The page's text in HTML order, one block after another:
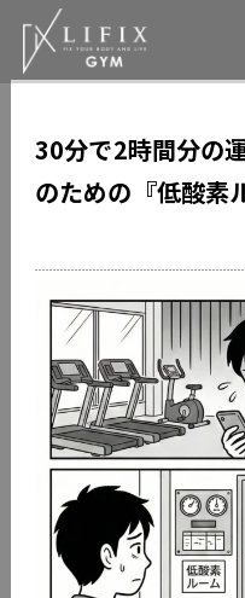
30分で2時間分の
のための『低酸素